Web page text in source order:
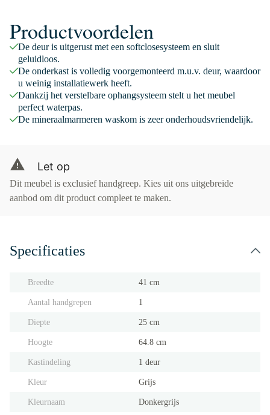
Productvoordelen
De deur is uitgerust met een softclosesysteem en sluit
geluidloos.
De onderkast is volledig voorgemonteerd m.u.v. deur, waardoor
u weinig installatiewerk heeft.
Dankzij het verstelbare ophangsysteem stelt u het meubel
perfect waterpas.
De mineraalmarmeren waskom is zeer onderhoudsvriendelijk.
Let op
Dit meubel is exclusief handgreep. Kies uit ons uitgebreide
aanbod om dit product compleet te maken.
Specificaties
Breedte 41 cm
Aantal handgrepen 1
Diepte 25 cm
Hoogte 64.8 cm
Kastindeling 1 deur
Kleur Grijs
Kleurnaam Donkergrijs